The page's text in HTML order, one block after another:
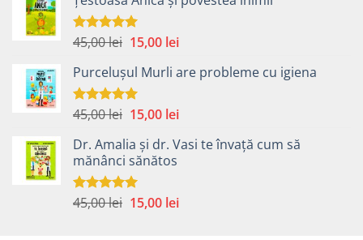
Evaluat la
45,00lei Prețul
a
fost:
45,00 lei.
15,00 leiPrețul
este:
Purcelușul Murli are probleme cu igiena
Evaluat la
45,00lei Prețul
a
fost:
45,00 lei.
15,00 leiPrețul
este:
Dr. Amalia și dr. Vasi te învață cum să
mănânci sănătos
Evaluat la
45,00lei Prețul
15,00 leiPrețul